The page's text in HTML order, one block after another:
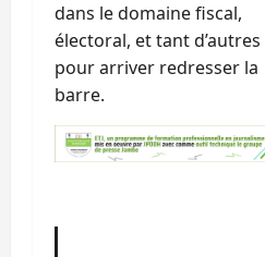
dans le domaine fiscal,
électoral, et tant d’autres
pour arriver redresser la
barre.